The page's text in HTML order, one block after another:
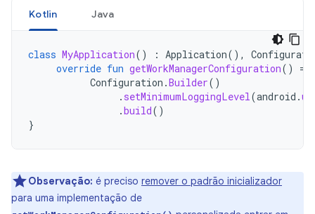
Kotlin Java
class MyApplication() : Application(),
override fun getWorkManagerConfiguration()
=
Configuration .Builder()
. setMinimumLoggingLevel(android .
.build()
}
Observação: é preciso remover o padrão inicializador
para uma implementação de